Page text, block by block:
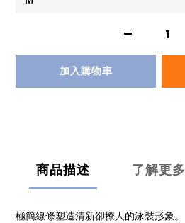
加入購物車
商品描述 了解更多
極簡線條塑造清新卻撩人的泳裝形象。